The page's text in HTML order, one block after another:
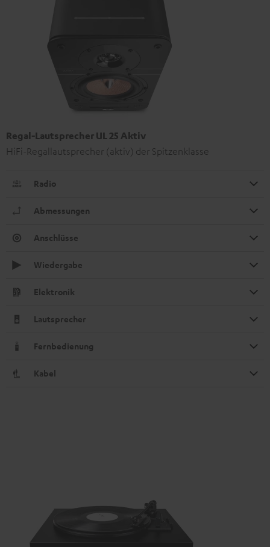
Regal-Lautsprecher UL 25 Aktiv
HiFi-Regallautsprecher (aktiv) der Spitzenklasse
Radio
Abmessungen
Anschlüsse
Wiedergabe
Elektronik
Lautsprecher
Fernbedienung
Kabel